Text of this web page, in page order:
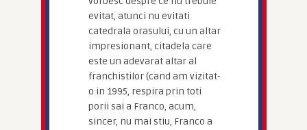
evitat, atunci nu evitati
catedrala orasului, cu un altar
impresionant, citadela care
este un adevarat altar al
franchistilor (cand am vizitat-
o in 1995, respira prin toti
porii sai a Franco, acum,
sincer, nu mai stiu, Franco a